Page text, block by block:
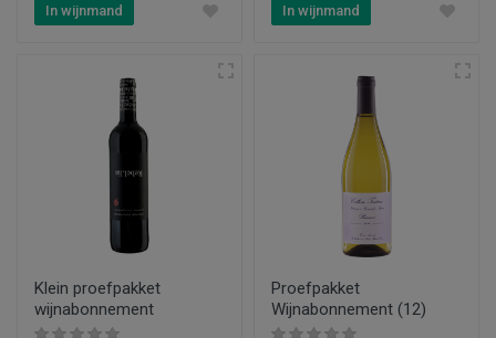
In wijnmand In wijnmand
Klein proefpakket
wijnabonnement
Proefpakket
Wijnabonnement (12)